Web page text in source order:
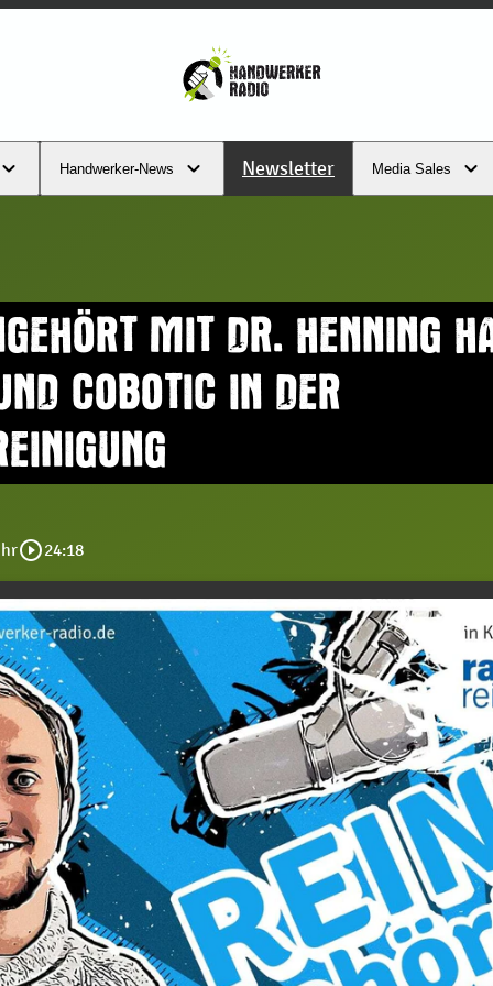
Handwerker-News Newsletter Media Sales
MIT DR. HENNING
COBOTIC IN DER
play_circle_outline24:18